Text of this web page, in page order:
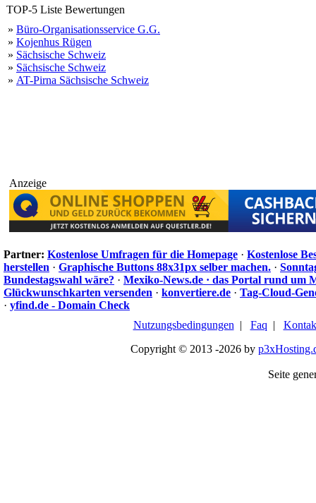
TOP-5 Liste Bewertungen
» Büro-Organisationsservice G.G.
» Kojenhus Rügen
» Sächsische Schweiz
» Sächsische Schweiz
» AT-Pirna Sächsische Schweiz
Anzeige
Partner: Kostenlose Umfragen für die Homepage · Kostenlose
herstellen · Graphische Buttons 88x31px selber machen. ·
Bundestagswahl wäre? · Mexiko-News.de · das Portal rund um
Glückwunschkarten versenden · konvertiere.de · Tag-Cloud-
· yfind.de - Domain Check
Nutzungsbedingungen | Faq |
Copyright © 2013 -2026 by
Seite